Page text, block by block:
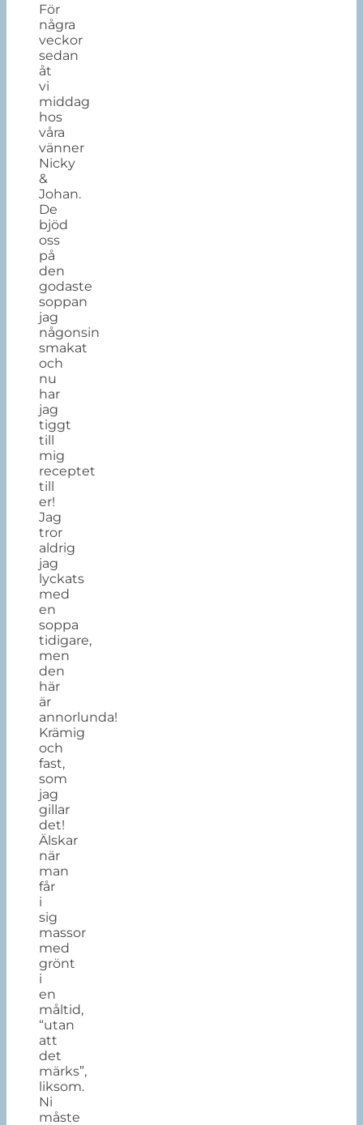
För
några
veckor
sedan
åt
vi
middag
hos
våra
vänner
Nicky
&
Johan.
De
bjöd
oss
på
den
godaste
soppan
jag
någonsin
smakat
och
nu
har
jag
tiggt
till
mig
receptet
till
er!
Jag
tror
aldrig
jag
lyckats
med
en
soppa
tidigare,
men
den
här
är
annorlunda!
Krämig
och
fast,
som
jag
gillar
det!
Älskar
när
man
får
i
sig
massor
med
grönt
i
en
måltid,
“utan
att
det
märks”,
liksom.
Ni
måste